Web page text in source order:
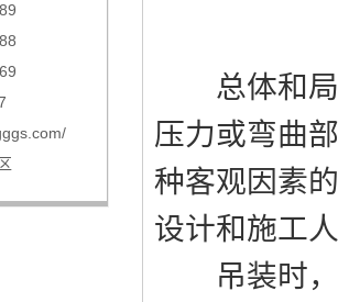
总体和局
压力或弯曲
种客观因素
设计和施工
吊装时，